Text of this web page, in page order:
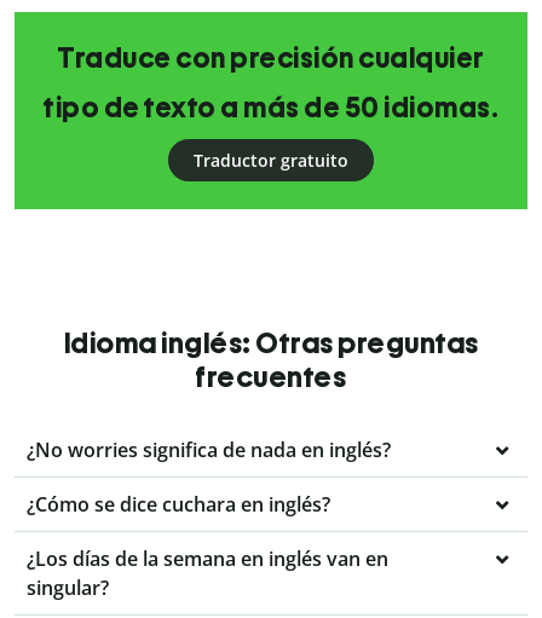
Traduce con precisión cualquier
tipo de texto a más de 50 idiomas.
Traductor gratuito
Idioma inglés: Otras preguntas
frecuentes
¿No worries significa de nada en inglés?
¿Cómo se dice cuchara en inglés?
¿Los días de la semana en inglés van en
singular?